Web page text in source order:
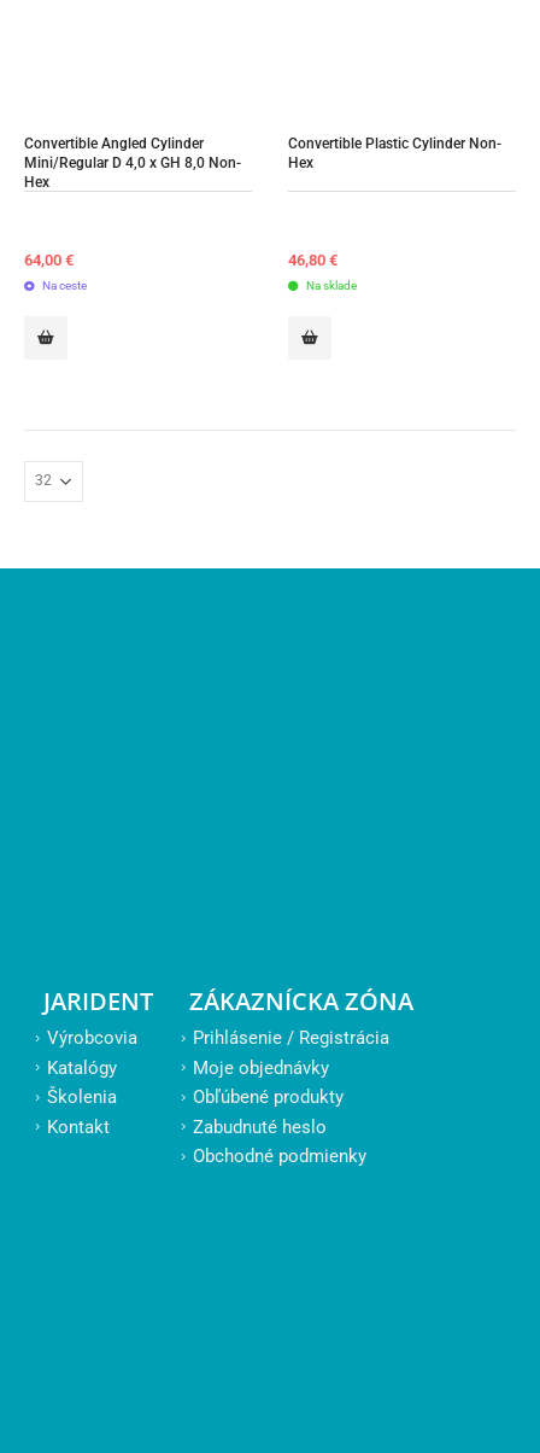
Convertible Angled Cylinder
Mini/Regular D 4,0 x GH 8,0 Non-
Hex
64,00 €
Na ceste
Convertible Plastic Cylinder Non-
Hex
46,80 €
Na sklade
JARIDENT
Výrobcovia
Katalógy
Školenia
Kontakt
ZÁKAZNÍCKA ZÓNA
Prihlásenie / Registrácia
Moje objednávky
Obľúbené produkty
Zabudnuté heslo
Obchodné podmienky